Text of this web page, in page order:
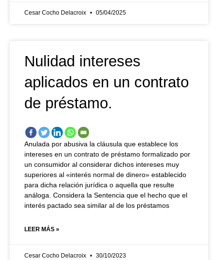
Cesar Cocho Delacroix 05/04/2025
Nulidad intereses
aplicados en un contrato
de préstamo.
Anulada por abusiva la cláusula que establece los
intereses en un contrato de préstamo formalizado por
un consumidor al considerar dichos intereses muy
superiores al «interés normal de dinero» establecido
para dicha relación jurídica o aquella que resulte
análoga. Considera la Sentencia que el hecho que el
interés pactado sea similar al de los préstamos
LEER MÁS »
Cesar Cocho Delacroix 30/10/2023